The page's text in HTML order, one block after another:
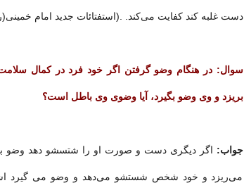
دست غلبه كند كفایت می‌كند. .(استفتائات جدید امام خمینی(ره), ج1,
سوال: در هنگام وضو گرفتن اگر خود فرد در كمال
بریزد و وی وضو بگیرد، آیا وضوی وی باطل است؟
جواب: اگر دیگری دست و صورت او را شتسشو دهد وضو
می‌ریزد و خود شخص شستشو می‌دهد و وضو می گیرد